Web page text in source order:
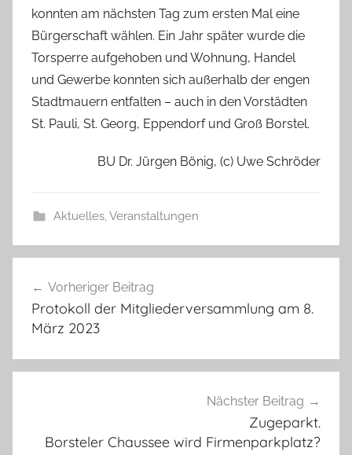
konnten am nächsten Tag zum ersten Mal eine
Bürgerschaft wählen. Ein Jahr später wurde die
Torsperre aufgehoben und Wohnung, Handel
und Gewerbe konnten sich außerhalb der engen
Stadtmauern entfalten – auch in den Vorstädten
St. Pauli, St. Georg, Eppendorf und Groß Borstel.
BU Dr. Jürgen Bönig, (c) Uwe Schröder
Aktuelles,Veranstaltungen
Vorheriger Beitrag
Protokoll der Mitgliederversammlung am 8.
März 2023
Nächster Beitrag
Zugeparkt.
Borsteler Chaussee wird Firmenparkplatz?